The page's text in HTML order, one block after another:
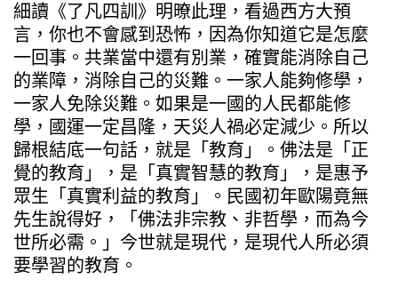
細讀《了凡四訓》明暸此理，看過西方大預
言，你也不會感到恐怖，因為你知道它是怎麼
一回事。共業當中還有別業，確實能消除自己
的業障，消除自己的災難。一家人能夠修學，
一家人免除災難。如果是一國的人民都能修
學，國運一定昌隆，天災人禍必定減少。所以
歸根結底一句話，就是「教育」。佛法是「正
覺的教育」，是「真實智慧的教育」，是惠予
眾生「真實利益的教育」。民國初年歐陽竟無
先生說得好，「佛法非宗教、非哲學，而為今
世所必需。」今世就是現代，是現代人所必須
要學習的教育。